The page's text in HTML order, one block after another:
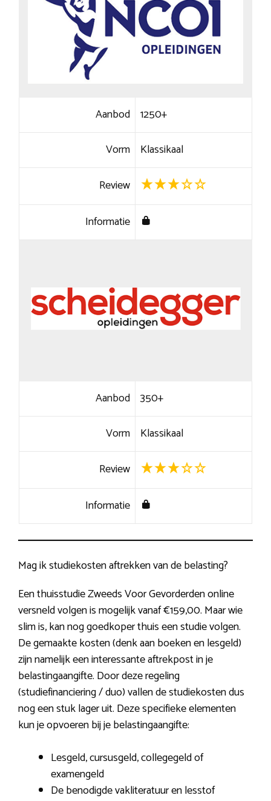
Aanbod 1250+
Vorm Klassikaal
Review
Informatie
Aanbod 350+
Vorm Klassikaal
Review
Informatie
Mag ik studiekosten aftrekken van de belasting?
Een thuisstudie Zweeds Voor Gevorderden online
versneld volgen is mogelijk vanaf €159,00. Maar wie
slim is, kan nog goedkoper thuis een studie volgen.
De gemaakte kosten (denk aan boeken en lesgeld)
zijn namelijk een interessante aftrekpost in je
belastingaangifte. Door deze regeling
(studiefinanciering / duo) vallen de studiekosten dus
nog een stuk lager uit. Deze specifieke elementen
kun je opvoeren bij je belastingaangifte:
Lesgeld, cursusgeld, collegegeld of
examengeld
De benodigde vakliteratuur en lesstof